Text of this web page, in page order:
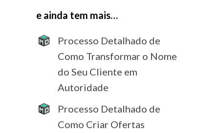
e ainda tem mais…
Processo Detalhado de
Como Transformar o Nome
do Seu Cliente em
Autoridade
Processo Detalhado de
Como Criar Ofertas